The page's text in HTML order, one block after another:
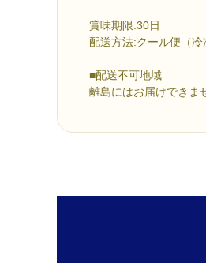
賞味期限:30日
配送方法:クール便（冷
■配送不可地域
離島にはお届けできま